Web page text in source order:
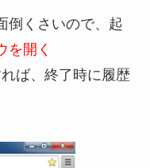
倒くさいので、起
を開く
ば、終了時に履歴